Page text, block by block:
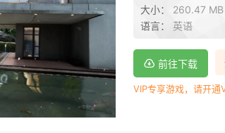
大小： 260.47 MB
语言： 英语
前往下载
VIP专享游戏，请开通